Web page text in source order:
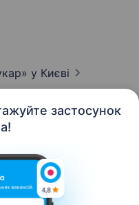
застосунок
у Києві